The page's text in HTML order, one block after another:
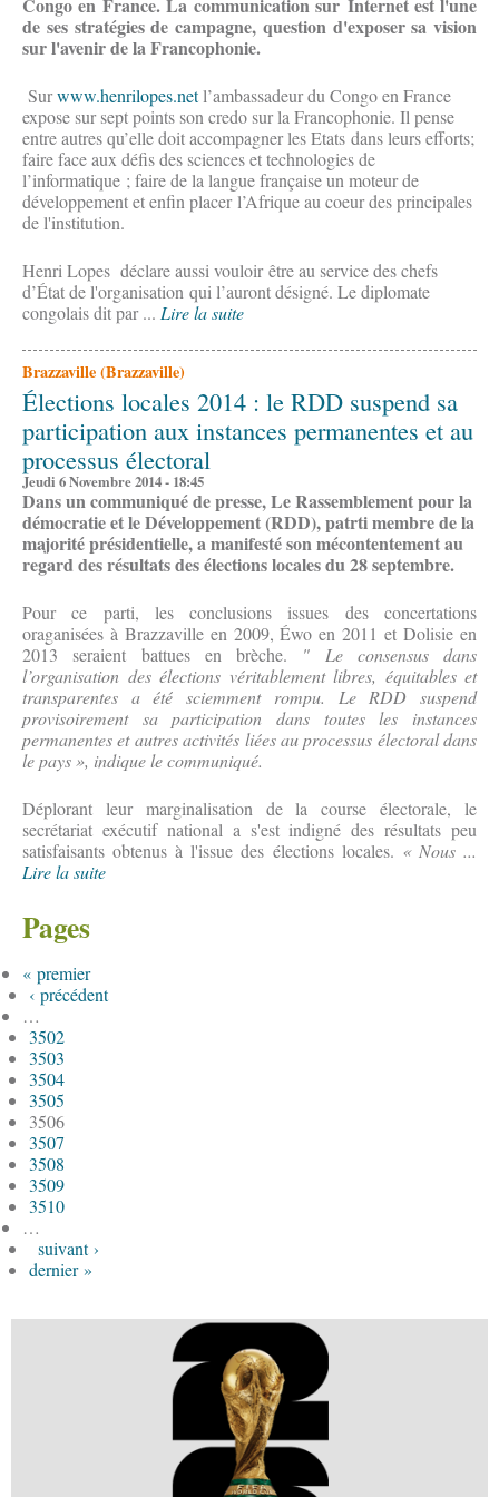
de ses stratégies de campagne, question d'exposer sa vision
sur l'avenir de la Francophonie.
Surwww.henrilopes.netl’ambassadeur du Congo en France
expose sur sept points son credo sur la Francophonie. Il pense
entre autres qu’elle doit accompagner les Etats dans leurs efforts;
faire face aux défis des sciences et technologies de
l’informatique ; faire de la langue française un moteur de
développement et enfin placer l’Afrique au coeur des principales
de l'institution.
Henri Lopes déclare aussi vouloir être au service des chefs
d’État de l'organisation qui l’auront désigné. Le diplomate
congolais dit par ... Lire la suite
Brazzaville (Brazzaville)
Élections locales 2014 : le RDD suspend sa
participation aux instances permanentes et au
processus électoral
Jeudi 6 Novembre 2014 - 18:45
Dans un communiqué de presse, Le Rassemblement pour la
démocratie et le Développement (RDD), patrti membre de la
majorité présidentielle, a manifesté son mécontentement au
regard des résultats des élections locales du 28 septembre.
Pour ce parti, les conclusions issues des concertations
oraganisées à Brazzaville en 2009, Éwo en 2011 et Dolisie en
2013 seraient battues en brèche.
" Le consensus dans
l’organisation des élections véritablement libres, équitables et
transparentes a été sciemment rompu. Le RDD suspend
provisoirement sa participation dans toutes les instances
permanentes et autres activités liées au processus électoral dans
le pays », indique le communiqué.
Déplorant leur marginalisation de la course électorale, le
secrétariat exécutif national a s'est indigné des résultats peu
satisfaisants obtenus à l'issue des élections locales. « Nous ...
Lire la suite
Pages
« premier
‹ précédent
…
3502
3503
3504
3505
3506
3507
3508
3509
3510
…
suivant ›
dernier »